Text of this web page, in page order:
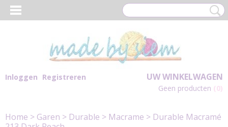
Inloggen Registreren UW WINKELWAGEN
Geen producten (0)
Home > Garen > Durable > Macrame > Durable Macramé